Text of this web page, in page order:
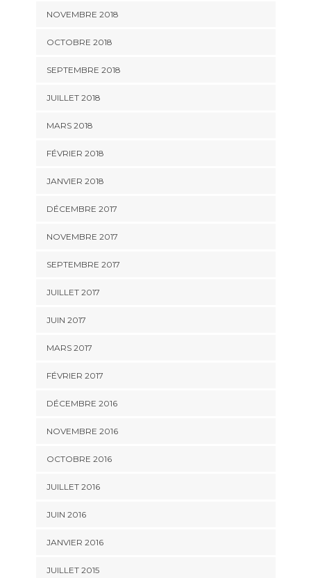
NOVEMBRE 2018
OCTOBRE 2018
SEPTEMBRE 2018
JUILLET 2018
MARS 2018
FÉVRIER 2018
JANVIER 2018
DÉCEMBRE 2017
NOVEMBRE 2017
SEPTEMBRE 2017
JUILLET 2017
JUIN 2017
MARS 2017
FÉVRIER 2017
DÉCEMBRE 2016
NOVEMBRE 2016
OCTOBRE 2016
JUILLET 2016
JUIN 2016
JANVIER 2016
JUILLET 2015